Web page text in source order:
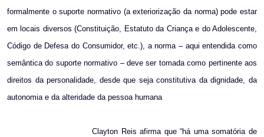
formalmente o suporte normativo (a exteriorização da norma) pode estar
em locais diversos (Constituição, Estatuto da Criança e do Adolescente,
Código de Defesa do Consumidor, etc.), a norma – aqui entendida como
semântica do suporte normativo – deve ser tomada como pertinente aos
direitos da personalidade, desde que seja constitutiva da dignidade, da
autonomia e da alteridade da pessoa humana
Clayton Reis afirma que “há uma somatória de